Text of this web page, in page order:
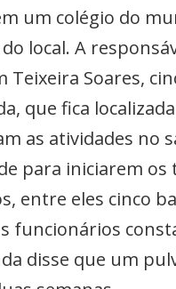
um colégio do
local. A
Soares,
que fica
as atividades no
para iniciarem os
entre eles cinco
funcionários
disse que um